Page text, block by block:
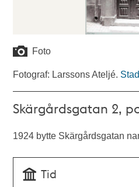
Foto
Fotograf: Larssons Ateljé.
Skärgårdsgatan 2,
1924 bytte Skärgårdsgatan
Tid